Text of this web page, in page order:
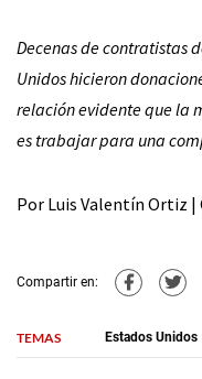
Decenas de contratistas
Unidos hicieron
relación evidente que la
es trabajar para una
Por Luis Valentín Ortiz
Compartir en:
TEMAS Estados Unidos